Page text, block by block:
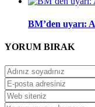
BM’den uyarı:
YORUM BIRAK